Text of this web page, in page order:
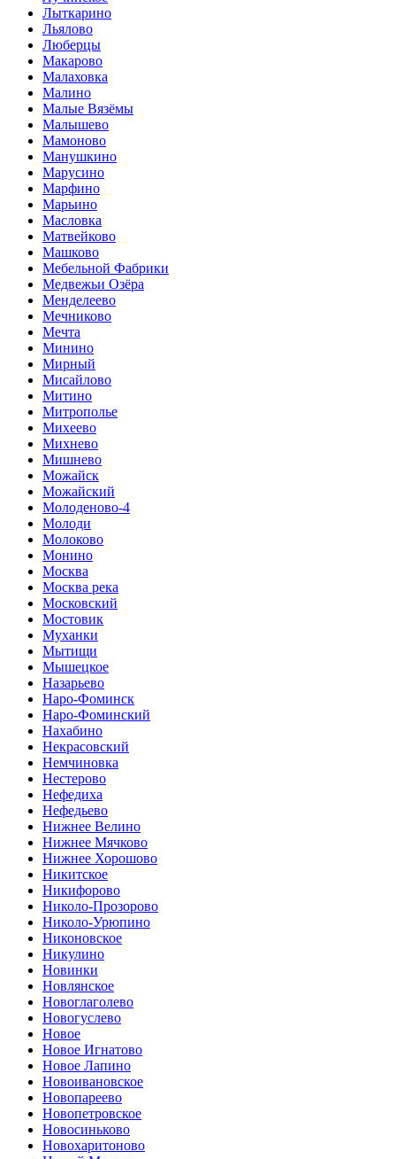
Лыткарино
Льялово
Люберцы
Макарово
Малаховка
Малино
Малые Вязёмы
Малышево
Мамоново
Манушкино
Марусино
Марфино
Марьино
Масловка
Матвейково
Машково
Мебельной Фабрики
Медвежьи Озёра
Менделеево
Мечниково
Мечта
Минино
Мирный
Мисайлово
Митино
Митрополье
Михеево
Михнево
Мишнево
Можайск
Можайский
Молоденово-4
Молоди
Молоково
Монино
Москва
Москва река
Московский
Мостовик
Муханки
Мытищи
Мышецкое
Назарьево
Наро-Фоминск
Наро-Фоминский
Нахабино
Некрасовский
Немчиновка
Нестерово
Нефедиха
Нефедьево
Нижнее Велино
Нижнее Мячково
Нижнее Хорошово
Никитское
Никифорово
Николо-Прозорово
Николо-Урюпино
Никоновское
Никулино
Новинки
Новлянское
Новоглаголево
Новогуслево
Новое
Новое Игнатово
Новое Лапино
Новоивановское
Новопареево
Новопетровское
Новосиньково
Новохаритоново